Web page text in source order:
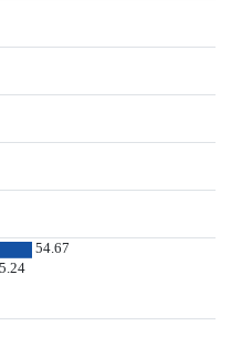
54.67